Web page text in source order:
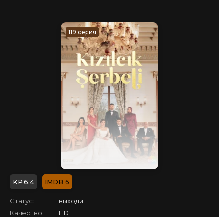
119 серия
6.4 6
Статус:
выходит
Качество:
HD